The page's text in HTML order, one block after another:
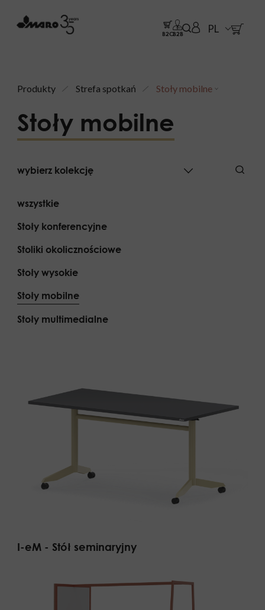
B2CB2B PL
Produkty Strefa spotkań Stoły mobilne
Stoły mobilne
wszystkie
Stoły konferencyjne
Stoliki okolicznościowe
Stoły wysokie
Stoły mobilne
Stoły multimedialne
wybierz kolekcję
I-eM - Stół seminaryjny